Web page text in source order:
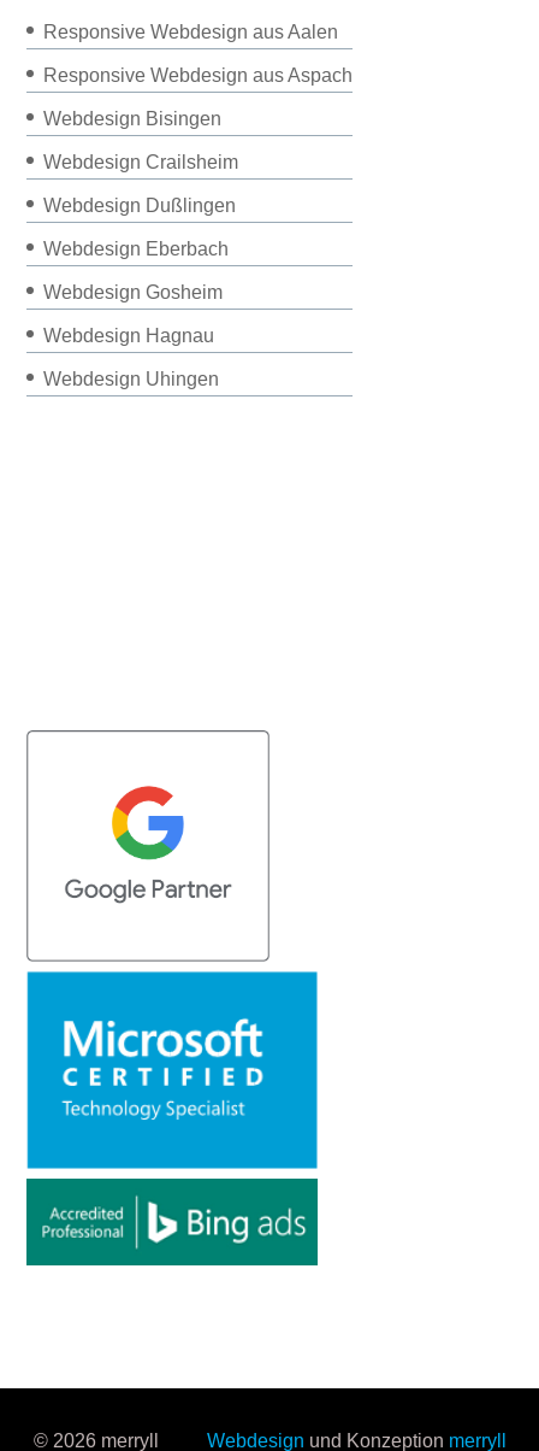
Responsive Webdesign aus Aalen
Responsive Webdesign aus Aspach
Webdesign Bisingen
Webdesign Crailsheim
Webdesign Dußlingen
Webdesign Eberbach
Webdesign Gosheim
Webdesign Hagnau
Webdesign Uhingen
© 2026 merryll Webdesign und Konzeption merryll